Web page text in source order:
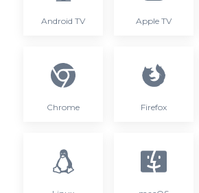
Android TV Apple TV
Chrome Firefox